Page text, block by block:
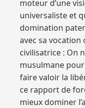
moteur d’une
universaliste et
domination
avec sa
civilisatrice : On
musulmane
faire valoir la
ce rapport de
mieux dominer